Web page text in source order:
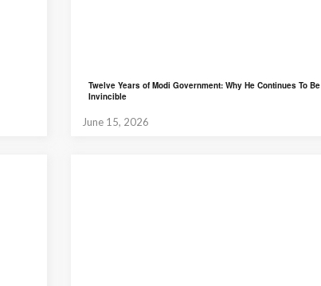
Twelve Years of Modi Government: Why He Continues To Be
Invincible
June 15, 2026